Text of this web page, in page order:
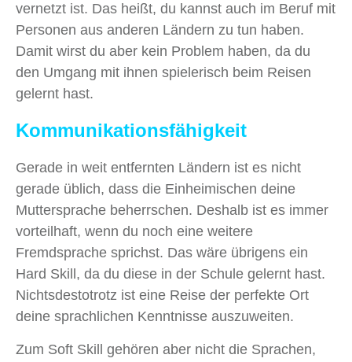
vernetzt ist. Das heißt, du kannst auch im Beruf mit
Personen aus anderen Ländern zu tun haben.
Damit wirst du aber kein Problem haben, da du
den Umgang mit ihnen spielerisch beim Reisen
gelernt hast.
Kommunikationsfähigkeit
Gerade in weit entfernten Ländern ist es nicht
gerade üblich, dass die Einheimischen deine
Muttersprache beherrschen. Deshalb ist es immer
vorteilhaft, wenn du noch eine weitere
Fremdsprache sprichst. Das wäre übrigens ein
Hard Skill, da du diese in der Schule gelernt hast.
Nichtsdestotrotz ist eine Reise der perfekte Ort
deine sprachlichen Kenntnisse auszuweiten.
Zum Soft Skill gehören aber nicht die Sprachen,